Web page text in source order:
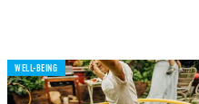
WELL-BEING